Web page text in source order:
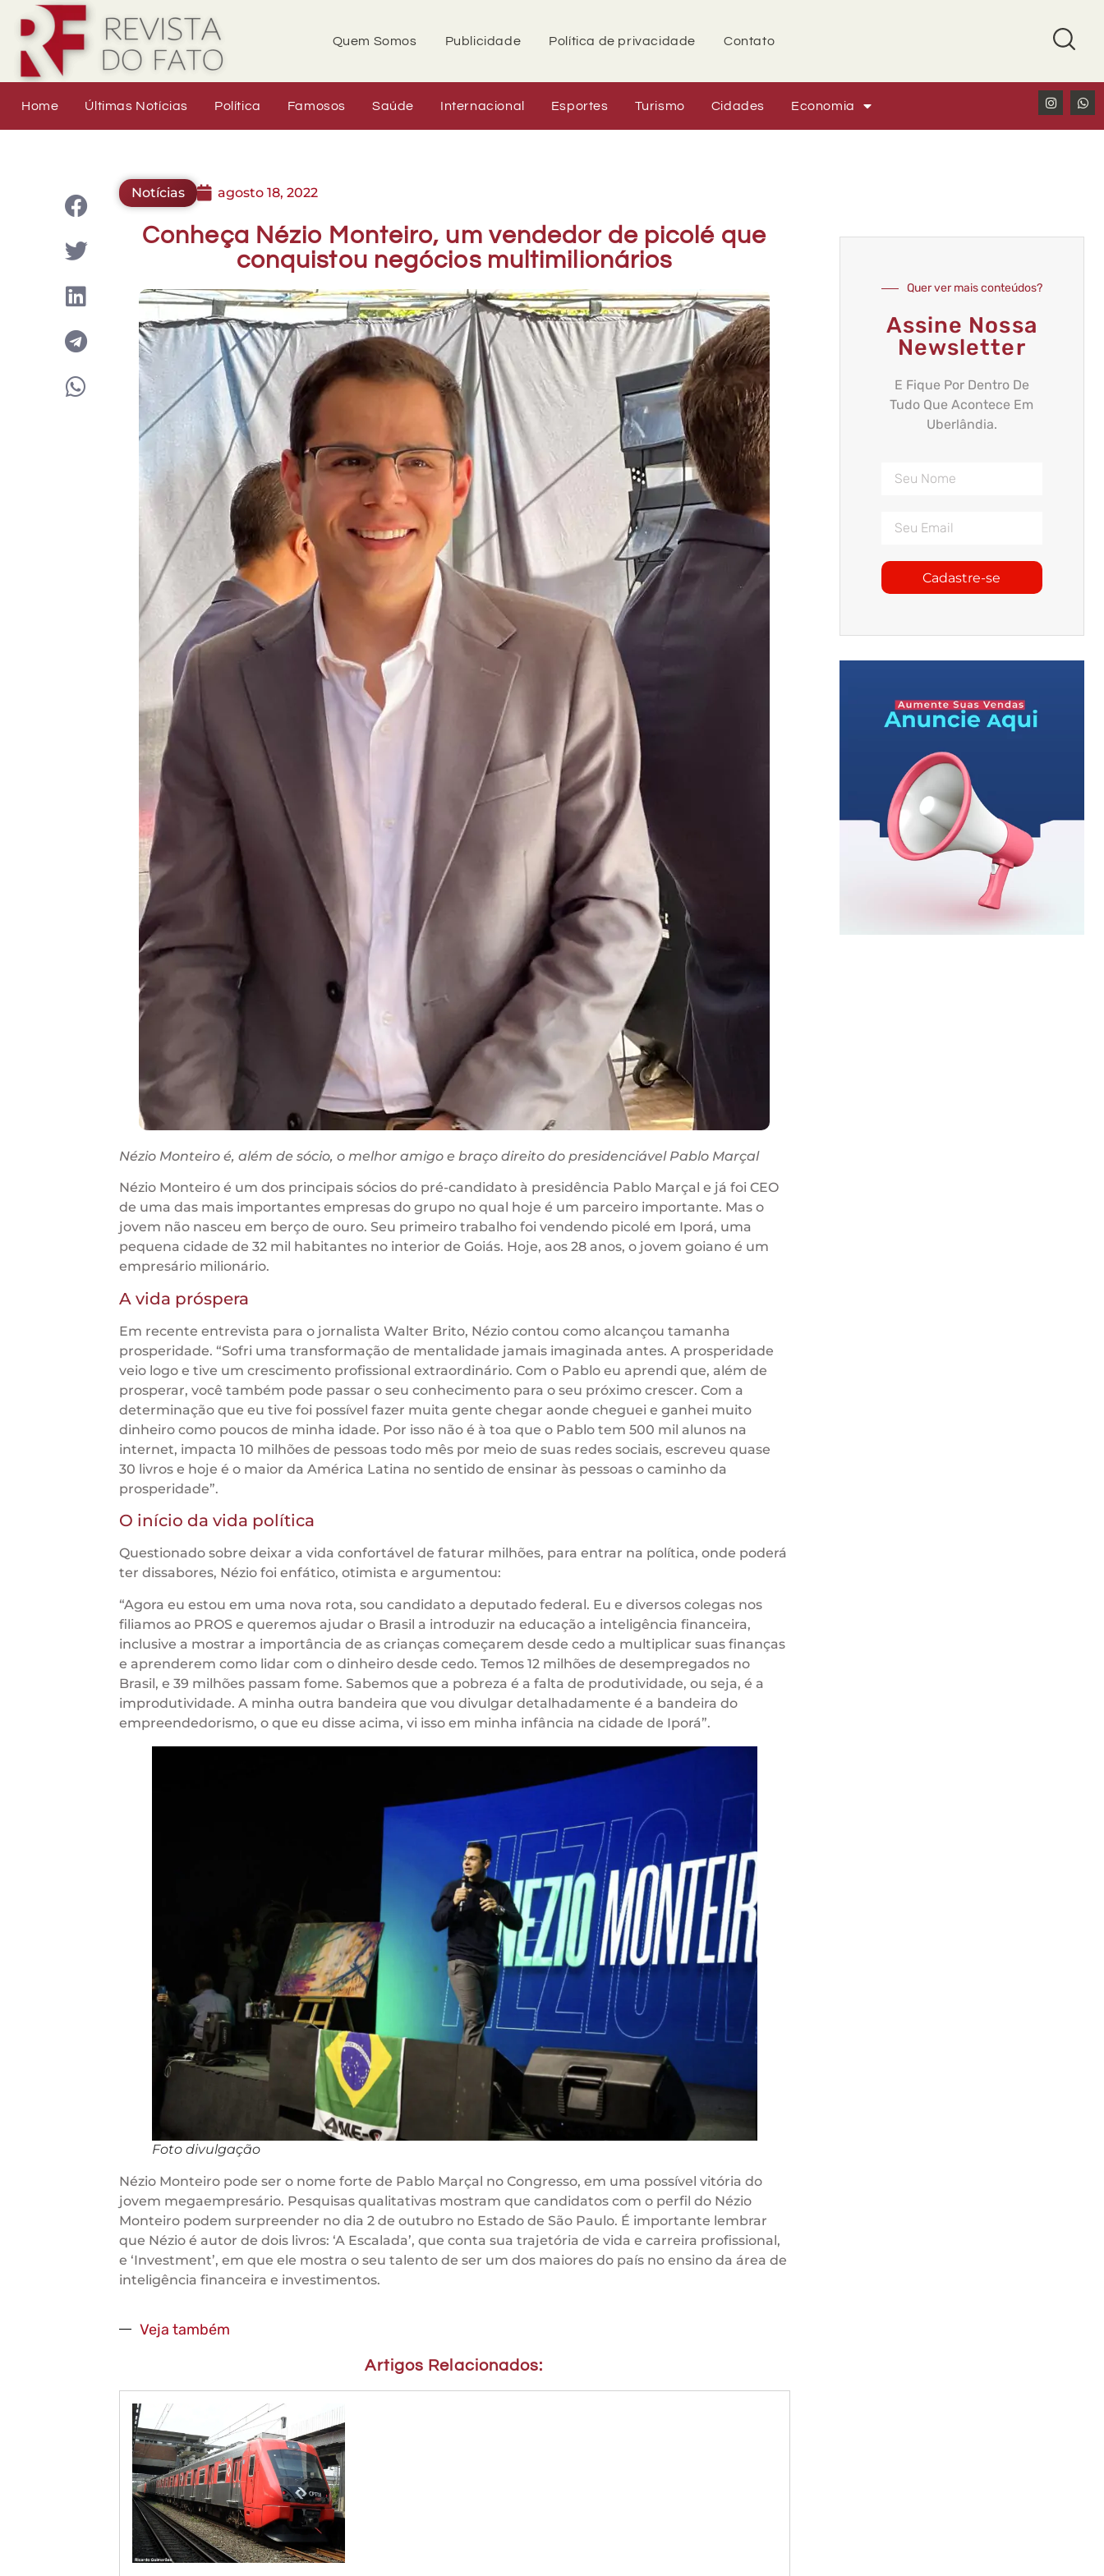
Quem Somos Publicidade Política de privacidade Contato
Home Últimas Notícias Política Famosos Saúde Internacional Esportes Turismo Cidades Economia
Notícias agosto 18, 2022
Conheça Nézio Monteiro, um vendedor de picolé que
conquistou negócios multimilionários
Nézio Monteiro é, além de sócio, o melhor amigo e braço direito do presidenciável Pablo Marçal
Nézio Monteiro é um dos principais sócios do pré-candidato à presidência Pablo Marçal e já foi CEO
de uma das mais importantes empresas do grupo no qual hoje é um parceiro importante. Mas o
jovem não nasceu em berço de ouro. Seu primeiro trabalho foi vendendo picolé em Iporá, uma
pequena cidade de 32 mil habitantes no interior de Goiás. Hoje, aos 28 anos, o jovem goiano é um
empresário milionário.
A vida próspera
Em recente entrevista para o jornalista Walter Brito, Nézio contou como alcançou tamanha
prosperidade. “Sofri uma transformação de mentalidade jamais imaginada antes. A prosperidade
veio logo e tive um crescimento profissional extraordinário. Com o Pablo eu aprendi que, além de
prosperar, você também pode passar o seu conhecimento para o seu próximo crescer. Com a
determinação que eu tive foi possível fazer muita gente chegar aonde cheguei e ganhei muito
dinheiro como poucos de minha idade. Por isso não é à toa que o Pablo tem 500 mil alunos na
internet, impacta 10 milhões de pessoas todo mês por meio de suas redes sociais, escreveu quase
30 livros e hoje é o maior da América Latina no sentido de ensinar às pessoas o caminho da
prosperidade”.
O início da vida política
Questionado sobre deixar a vida confortável de faturar milhões, para entrar na política, onde poderá
ter dissabores, Nézio foi enfático, otimista e argumentou:
“Agora eu estou em uma nova rota, sou candidato a deputado federal. Eu e diversos colegas nos
filiamos ao PROS e queremos ajudar o Brasil a introduzir na educação a inteligência financeira,
inclusive a mostrar a importância de as crianças começarem desde cedo a multiplicar suas finanças
e aprenderem como lidar com o dinheiro desde cedo. Temos 12 milhões de desempregados no
Brasil, e 39 milhões passam fome. Sabemos que a pobreza é a falta de produtividade, ou seja, é a
improdutividade. A minha outra bandeira que vou divulgar detalhadamente é a bandeira do
empreendedorismo, o que eu disse acima, vi isso em minha infância na cidade de Iporá”.
Foto divulgação
Nézio Monteiro pode ser o nome forte de Pablo Marçal no Congresso, em uma possível vitória do
jovem megaempresário. Pesquisas qualitativas mostram que candidatos com o perfil do Nézio
Monteiro podem surpreender no dia 2 de outubro no Estado de São Paulo. É importante lembrar
que Nézio é autor de dois livros: ‘A Escalada’, que conta sua trajetória de vida e carreira profissional,
e ‘Investment’, em que ele mostra o seu talento de ser um dos maiores do país no ensino da área de
inteligência financeira e investimentos.
Veja também
Artigos Relacionados:
Quer ver mais conteúdos?
Assine Nossa
Newsletter
E Fique Por Dentro De
Tudo Que Acontece Em
Uberlândia.
Cadastre-se